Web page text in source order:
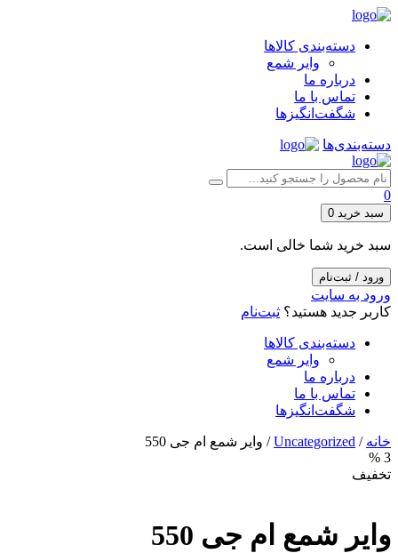
دسته‌بندی کالاها
وایر شمع
درباره ما
تماس با ما
شگفت‌انگیزها
دسته‌بندی‌ها
0
سبد خرید 0
سبد خرید شما خالی است.
ورود / ثبت‌نام
ورود به سایت
کاربر جدید هستید؟ ثبت‌نام
دسته‌بندی کالاها
وایر شمع
درباره ما
تماس با ما
شگفت‌انگیزها
خانه /
Uncategorized/ وایر شمع ام جی 550
3 %
تخفیف
وایر شمع ام جی 550